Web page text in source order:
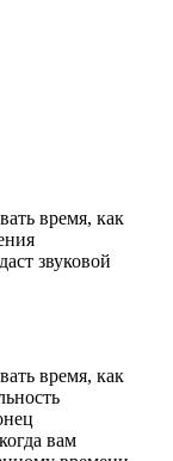
время, как
звуковой
время, как
вам